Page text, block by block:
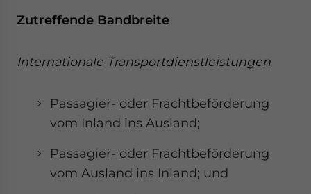
Zutreffende Bandbreite
Internationale Transportdienstleistungen
Passagier- oder Frachtbeförderung
vom Inland ins Ausland;
Passagier- oder Frachtbeförderung
vom Ausland ins Inland; und